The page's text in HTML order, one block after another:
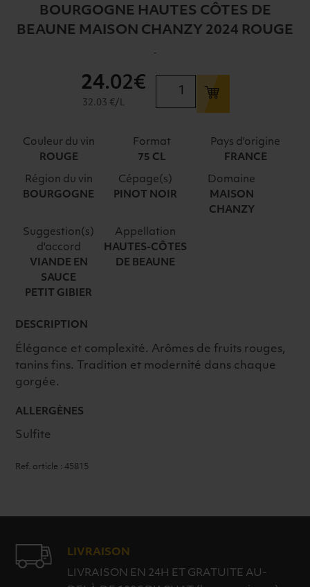
BOURGOGNE HAUTES CÔTES DE
BEAUNE MAISON CHANZY 2024 ROUGE
-
BOURGOGNE
BEAUNE
MAISON
2024
ROUGE
24.02€
32.03 €/L
Couleur du vin
ROUGE
Format
75 CL
Pays d'origine
FRANCE
Région du vin
BOURGOGNE
Cépage(s)
PINOT NOIR
Domaine
MAISON
CHANZY
Suggestion(s)
d'accord
VIANDE EN
SAUCE
PETIT GIBIER
Appellation
HAUTES-CÔTES
DE BEAUNE
DESCRIPTION
Élégance et complexité. Arômes de fruits rouges,
tanins fins. Tradition et modernité dans chaque
gorgée.
ALLERGÈNES
Sulfite
Ref. article : 45815
LIVRAISON
LIVRAISON EN 24H ET GRATUITE AU-